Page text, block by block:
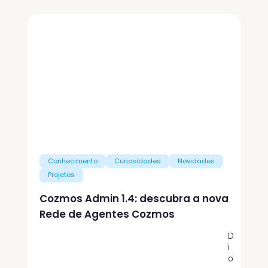
Conhecimento Curiosidades
Novidades
Projetos
Cozmos Admin 1.4: descubra a nova
Rede de Agentes Cozmos
D
i
o